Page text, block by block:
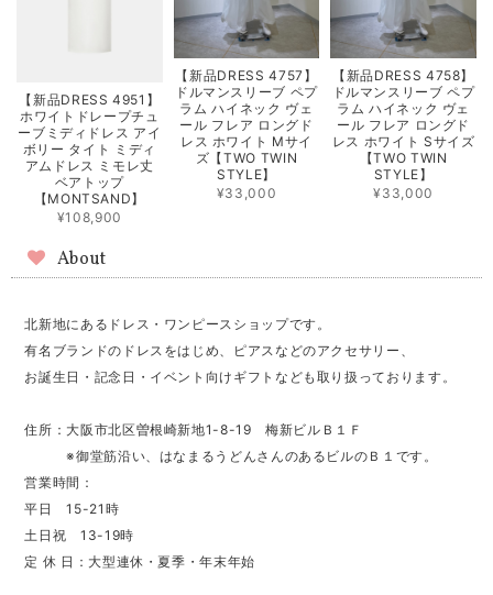
【新品DRESS 4951】
ホワイトドレープチュ
ーブミディドレス アイ
ボリー タイト ミディ
アムドレス ミモレ丈
ベアトップ
【MONTSAND】
¥108,900
【新品DRESS 4757】
ドルマンスリーブ ペプ
ラム ハイネック ヴェ
ール フレア ロングド
レス ホワイト Mサイ
ズ【TWO TWIN
STYLE】
¥33,000
【新品DRESS 4758】
ドルマンスリーブ ペプ
ラム ハイネック ヴェ
ール フレア ロングド
レス ホワイト Sサイズ
【TWO TWIN
STYLE】
¥33,000
About
北新地にあるドレス・ワンピースショップです。
有名ブランドのドレスをはじめ、ピアスなどのアクセサリー、
お誕生日・記念日・イベント向けギフトなども取り扱っております。
住所：大阪市北区曽根崎新地1-8-19 梅新ビルＢ１Ｆ
※御堂筋沿い、はなまるうどんさんのあるビルのＢ１です。
営業時間：
平日 15-21時
土日祝 13-19時
定 休 日：大型連休・夏季・年末年始